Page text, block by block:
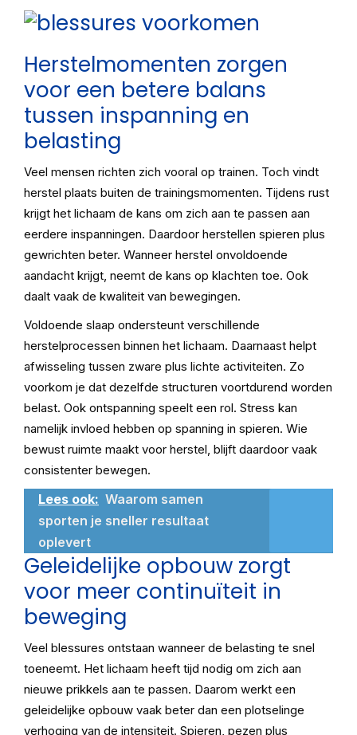
Herstelmomenten zorgen
voor een betere balans
tussen inspanning en
belasting
Veel mensen richten zich vooral op trainen. Toch vindt
herstel plaats buiten de trainingsmomenten. Tijdens rust
krijgt het lichaam de kans om zich aan te passen aan
eerdere inspanningen. Daardoor herstellen spieren plus
gewrichten beter. Wanneer herstel onvoldoende
aandacht krijgt, neemt de kans op klachten toe. Ook
daalt vaak de kwaliteit van bewegingen.
Voldoende slaap ondersteunt verschillende
herstelprocessen binnen het lichaam. Daarnaast helpt
afwisseling tussen zware plus lichte activiteiten. Zo
voorkom je dat dezelfde structuren voortdurend worden
belast. Ook ontspanning speelt een rol. Stress kan
namelijk invloed hebben op spanning in spieren. Wie
bewust ruimte maakt voor herstel, blijft daardoor vaak
consistenter bewegen.
Lees ook: Waarom samen
sporten je sneller resultaat
oplevert
Geleidelijke opbouw zorgt
voor meer continuïteit in
beweging
Veel blessures ontstaan wanneer de belasting te snel
toeneemt. Het lichaam heeft tijd nodig om zich aan
nieuwe prikkels aan te passen. Daarom werkt een
geleidelijke opbouw vaak beter dan een plotselinge
verhoging van de intensiteit. Spieren, pezen plus